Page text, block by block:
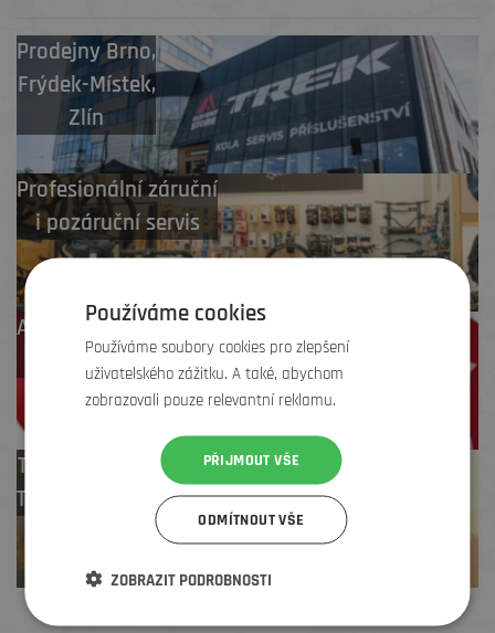
ProdejnyBrno,
Frýdek-Místek,
Zlín
Profesionální záruční
i pozáruční servis
Až 4 % cashback
na další nákup
Test centrum
TREK zdarma
Používáme cookies
Používáme soubory cookies pro zlepšení
uživatelského zážitku. A také, abychom
zobrazovali pouze relevantní reklamu.
PŘIJMOUT VŠE
ODMÍTNOUT VŠE
ZOBRAZIT PODROBNOSTI